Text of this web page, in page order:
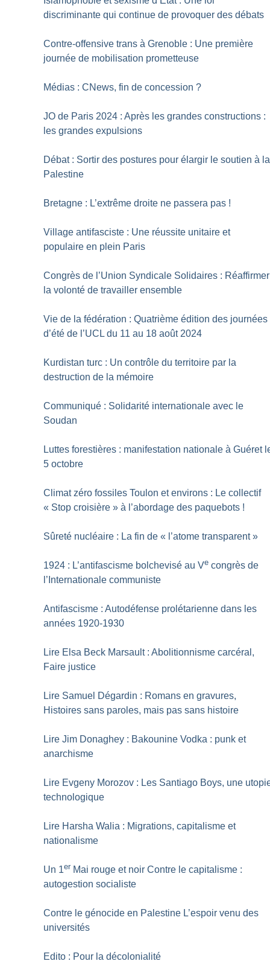
discriminante qui continue de provoquer des débats
Contre-offensive trans à Grenoble : Une première
journée de mobilisation prometteuse
Médias : CNews, fin de concession ?
JO de Paris 2024 : Après les grandes constructions :
les grandes expulsions
Débat : Sortir des postures pour élargir le soutien à la
Palestine
Bretagne : L’extrême droite ne passera pas !
Village antifasciste : Une réussite unitaire et
populaire en plein Paris
Congrès de l’Union Syndicale Solidaires : Réaffirmer
la volonté de travailler ensemble
Vie de la fédération : Quatrième édition des journées
d’été de l’UCL du 11 au 18 août 2024
Kurdistan turc : Un contrôle du territoire par la
destruction de la mémoire
Communiqué : Solidarité internationale avec le
Soudan
Luttes forestières : manifestation nationale à Guéret
5 octobre
Climat zéro fossiles Toulon et environs : Le collectif
« Stop croisière » à l’abordage des paquebots !
Sûreté nucléaire : La fin de « l’atome transparent »
1924 : L’antifascisme bolchevisé au Ve congrès de
l’Internationale communiste
Antifascisme : Autodéfense prolétarienne dans les
années 1920-1930
Lire Elsa Beck Marsault : Abolitionnisme carcéral,
Faire justice
Lire Samuel Dégardin : Romans en gravures,
Histoires sans paroles, mais pas sans histoire
Lire Jim Donaghey : Bakounine Vodka : punk et
anarchisme
Lire Evgeny Morozov : Les Santiago Boys, une
technologique
Lire Harsha Walia : Migrations, capitalisme et
nationalisme
Un 1er Mai rouge et noir Contre le capitalisme :
autogestion socialiste
Contre le génocide en Palestine L’espoir venu des
universités
Edito : Pour la décolonialité